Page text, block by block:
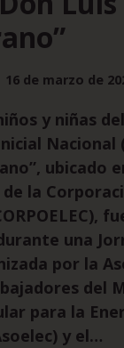
16 de marzo de
y niñas
Nacional
ubicado
de la
una
por la
del
para la
y el…